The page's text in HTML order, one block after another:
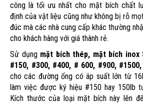
công là tối ưu nhất cho mặt bích chất
định của vật liệu cũng như không bị rỗ
đúc mà các nhà cung cấp khác thường
cho khách hàng với giá thành rẻ.
Sử dụng mặt bích thép, mặt bích inox
#150, #300, #400, # 600, #900,
cho các đường ống có áp suất lớn từ
làm việc được ký hiệu #150 hay 150lb
Kích thước của loại mặt bích này lên